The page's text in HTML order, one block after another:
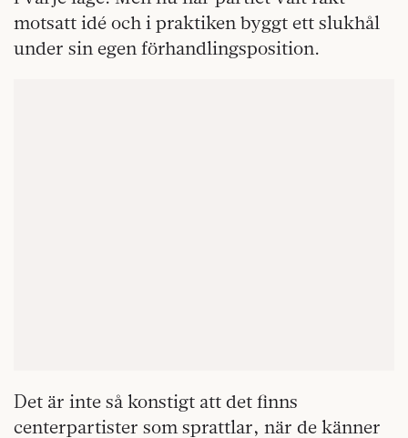
motsatt idé och i praktiken byggt ett slukhål
under sin egen förhandlingsposition.
Det är inte så konstigt att det finns
centerpartister som sprattlar, när de känner